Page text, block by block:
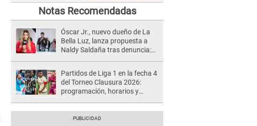
Notas Recomendadas
Óscar Jr., nuevo dueño de La
Bella Luz, lanza propuesta a
Naldy Saldaña tras denuncia:
Partidos de Liga 1 en la fecha 4
del Torneo Clausura 2026:
programación, horarios y